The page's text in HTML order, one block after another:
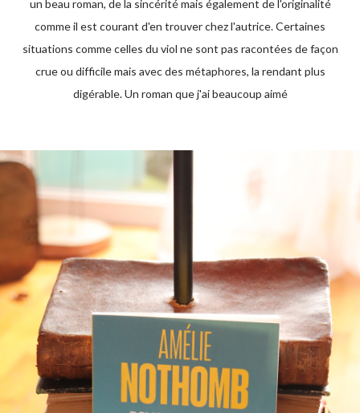
un beau roman, de la sincérité mais également de l'originalité
comme il est courant d'en trouver chez l'autrice. Certaines
situations comme celles du viol ne sont pas racontées de façon
crue ou difficile mais avec des métaphores, la rendant plus
digérable. Un roman que j'ai beaucoup aimé